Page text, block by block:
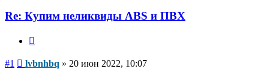
Re: Купим неликвиды ABS и ПВХ
#1 Сообщение
lvbnhbq » 20 июн 2022, 10:07